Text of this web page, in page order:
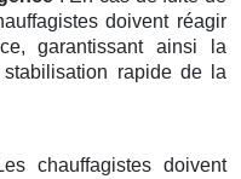
doivent réagir
garantissant ainsi la
rapide de la
chauffagistes doivent